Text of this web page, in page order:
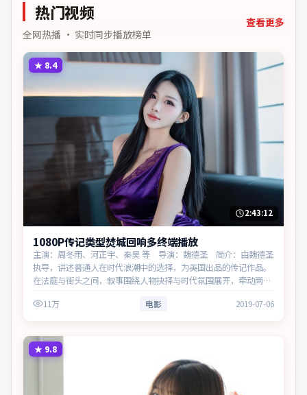
性与现实意义。
热门视频
全网热播 · 实时同步播放榜单
查看更多
★ 8.4
2:43:12
1080P传记类型焚城回响多终端播放
主演：周冬雨、河正宇、秦昊 等 导演：魏德圣 简介：由魏德圣
执导，讲述普通人在时代浪潮中的选择，为英国出品的传记作品。
在法庭与街头之间，叙事围绕人物抉择与时代氛围展开，牵动两代
实意义。
11万 电影 2019-07-06
★ 9.8